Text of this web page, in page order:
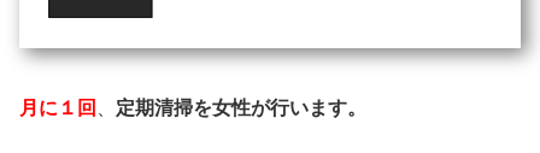
月に１回 定期清掃を女性が行います。